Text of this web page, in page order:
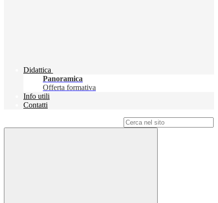
Didattica
Panoramica
Offerta formativa
Info utili
Contatti